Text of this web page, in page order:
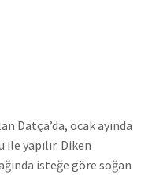
Datça’da, ocak ayında
yapılır. Diken
isteğe göre soğan